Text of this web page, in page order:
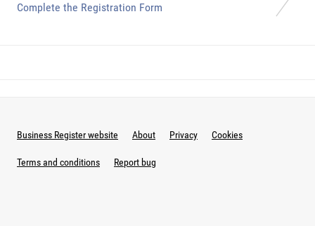
Complete the Registration Form
Business Register website About Privacy Cookies
Terms and conditions Report bug